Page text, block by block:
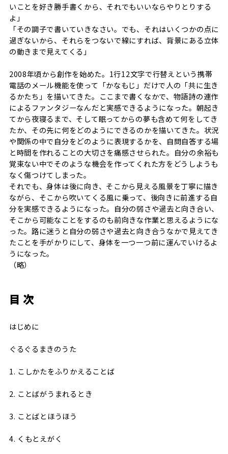
いことを好き勝手書くから、それでもいいならやりとりする
よ」
「その調子で書いていきなさい。でも、それはいくつかの点に
過ぎないから、それらをつないで線にすれば、背景にある立体
の動きまで見えてくる」
2008年頃から創作を始めた。1行12文字で行替えという携帯
電話のメール機能を使って「かなもじ」だけで人の「共に生き
るかたち」を描いてきた。ここまで書くなかで、物語詩の連作
によるファンタジーなんだと実感できるようになった。朝起き
てから夜寝るまで、そして眠ってからの夢も含めて何をしてき
たか、その先に何をどのようにできるのかを描いてきた。状況
や関係の中で自分をどのように表現するかを、自問自答する場
と時間を作れることの大切さを痛感させられた。自分の余裕も
覚束ない中でそのような機会を作ってくれた方をどうしようも
なく傷つけてしまった。
それでも、身体は後に向き、そこから見える風景を丁寧に描き
ながら、そこから吹いてくる風に乗って、後向きに前進する自
分を実感できるようになった。自分の弱さや過去と向き合い、
そこから可能なことをするのも前向きな作業と思えるようにな
った。路に迷うと自分の弱さや過去と向き合うなかで見えてき
たことを手がかりにして、身体を一つ一つ前に運んでいけるよ
うになった。
（略）
目 次
はじめに
ぐるぐるまきのうた
1. こしかたをふりかえることば
2. ことばがうまれるとき
3. ことばとほうほう
4. くもとえがく